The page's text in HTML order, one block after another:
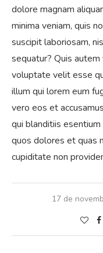
dolore magnam
minima veniam, quis
suscipit laboriosam,
sequatur? Quis
voluptate velit esse
illum qui lorem eum
vero eos et
qui blanditiis
quos dolores et quas
cupiditate non
17 de